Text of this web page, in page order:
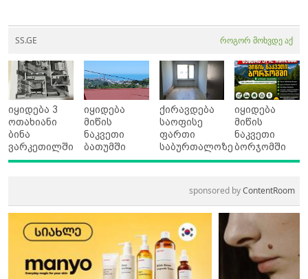
SS.GE როგორ მოხვდე აქ
იყიდება 3
ოთახიანი
ბინა
ვარკეთილში
იყიდება
მიწის
ნაკვეთი
ბათუმში
ქირავდება
საოფისე
ფართი
საბურთალოზე
იყიდება
მიწის
ნაკვეთი
ბორჯომში
sponsored byContentRoom